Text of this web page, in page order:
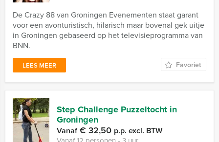
De Crazy 88 van Groningen Evenementen staat garant
voor een avonturistisch, hilarisch maar bovenal gek uitje
in Groningen gebaseerd op het televisieprogramma van
BNN.
LEES MEER Favoriet
Step Challenge Puzzeltocht in
Groningen
Vanaf€ 32,50 p.p. excl. BTW